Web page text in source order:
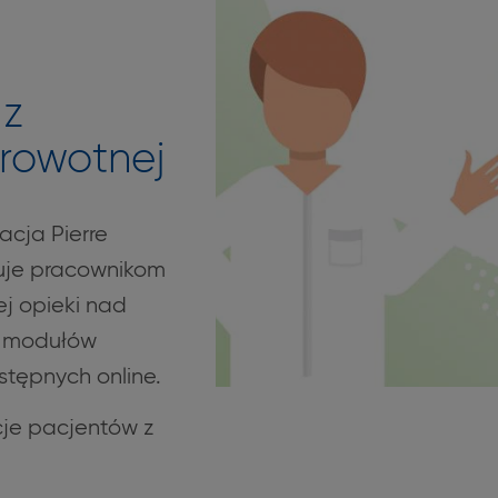
Pierre
pracownikom
opieki nad
online.
pacjentów z